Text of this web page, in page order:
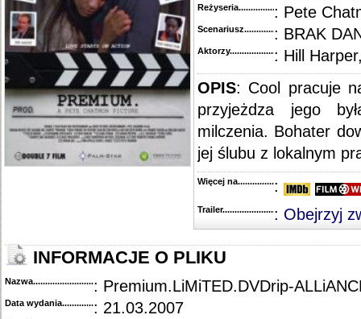
Reżyseria........................................
: Pete
Scenariusz........................................
: BRAK
Aktorzy...........................................
: Hill
OPIS: Cool pracuje
przyjeżdza jego
milczenia. Bohater
jej ślubu z lokalnym
Więcej na........................................
:
Trailer...........................................
: Obejrzyj
INFORMACJE O PLIKU
Nazwa.............................................: Premium.LiMiTED.DVDrip-
Data wydania......................................
: 21.03.2007